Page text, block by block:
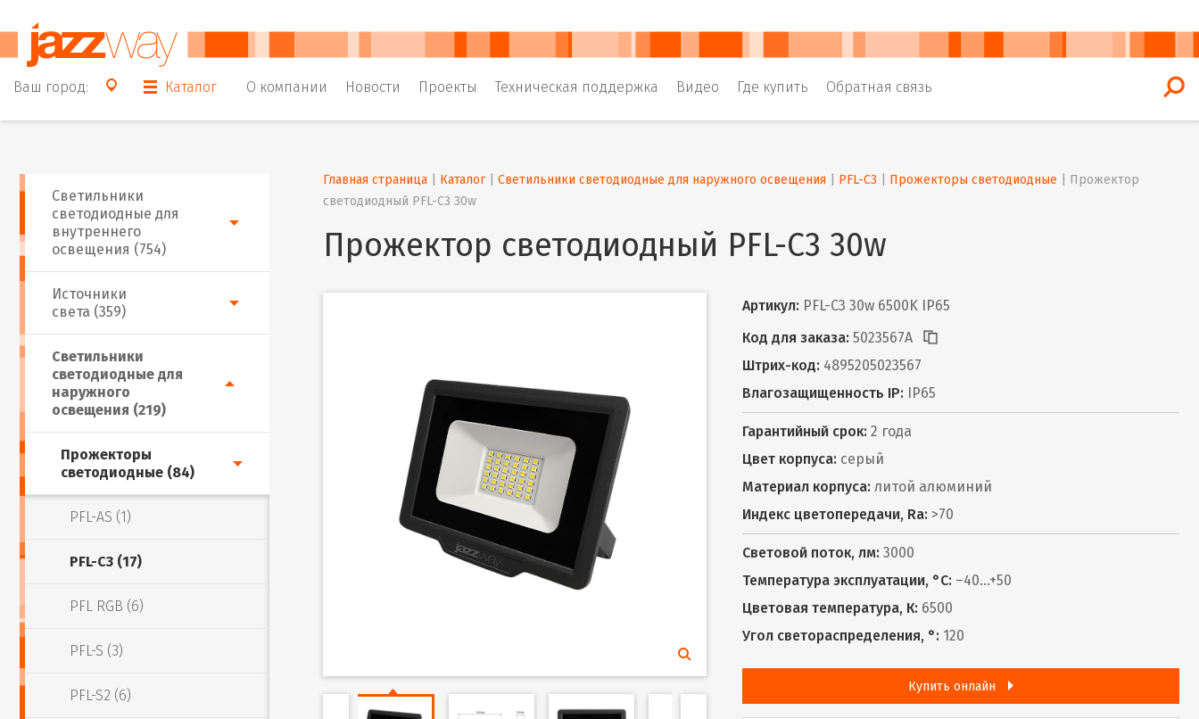
Ваш город: Каталог О компании Новости Проекты Техническая поддержка Видео Где купить Обратная связь
Источники
света (359)
Светильники
светодиодные для
внутреннего
освещения (754)
Светильники
светодиодные для
наружного
освещения (219)
Прожекторы
светодиодные (84)
PFL-AS (1)
PFL-C3 (17)
PFL RGB (6)
PFL-S (3)
PFL-S2 (6)
Главная страница Каталог | Светильники светодиодные для наружного освещения PFL-C3 Прожекторы светодиодные
Прожектор
светодиодный PFL-C3 30w
Прожектор светодиодный PFL-C3 30w
Артикул: PFL-C3 30w 6500K IP65
Код для заказа: 5023567A
Штрих-код: 4895205023567
Влагозащищенность IP: IP65
Гарантийный срок: 2 года
Цвет корпуса: серый
Материал корпуса: литой алюминий
Индекс цветопередачи, Ra: >70
Световой поток, лм: 3000
Температура эксплуатации, °С: –40...+50
Цветовая температура, К: 6500
Угол светораспределения, °: 120
Купить онлайн